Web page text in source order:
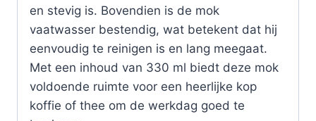
en stevig is. Bovendien is de mok
vaatwasser bestendig, wat betekent dat hij
eenvoudig te reinigen is en lang meegaat.
Met een inhoud van 330 ml biedt deze mok
voldoende ruimte voor een heerlijke kop
koffie of thee om de werkdag goed te